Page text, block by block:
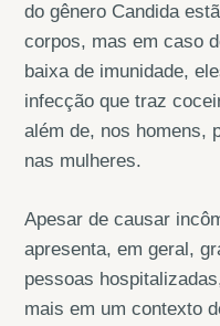
do gênero Candida
corpos, mas em caso
baixa de imunidade,
infecção que traz
além de, nos homens,
nas mulheres.
Apesar de causar
apresenta, em geral,
pessoas
mais em um contexto